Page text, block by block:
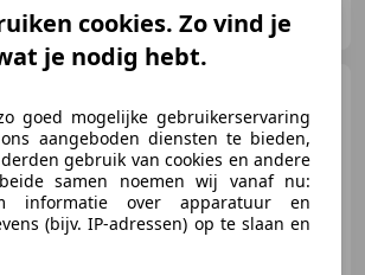
View CVT Automaat '' 360 camera
- Pano -
€ 9.950
cookies. Zo vind je
je nodig hebt.
goed mogelijke gebruikerservaring
aangeboden diensten te bieden,
gebruik van cookies en andere
samen noemen wij vanaf nu:
informatie over apparatuur en
(bijv. IP-adressen) op te slaan en